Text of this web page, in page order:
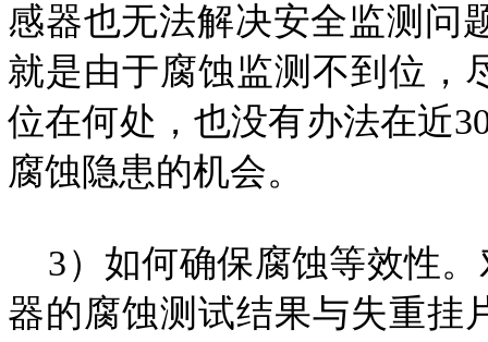
感器也无法解决安全监测问
就是由于腐蚀监测不到位，
位在何处，也没有办法在近
腐蚀隐患的机会。
3）如何确保腐蚀等效性。
器的腐蚀测试结果与失重挂